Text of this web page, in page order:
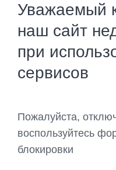
Уважаемый
наш сайт
при
сервисов
Пожалуйста,
воспользуйтесь
блокировки